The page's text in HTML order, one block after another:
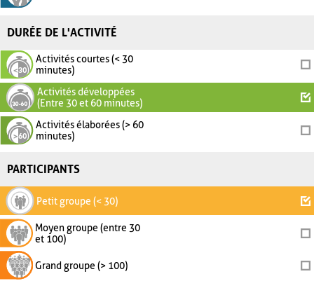
DURÉE DE L'ACTIVITÉ
Activités courtes (< 30
minutes)
Activités développées
(Entre 30 et 60 minutes)
Activités élaborées (> 60
minutes)
PARTICIPANTS
Petit groupe (< 30)
Moyen groupe (entre 30
et 100)
Grand groupe (> 100)